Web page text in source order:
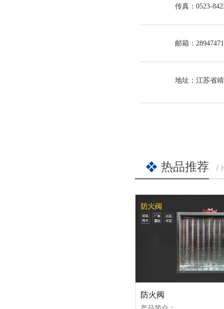
传真：0523-
邮箱：
地址：江苏省
热品推荐 /
防火阀